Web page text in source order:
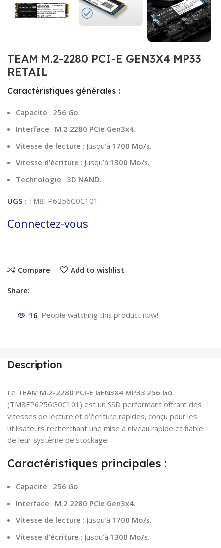
TEAM M.2-2280 PCI-E GEN3X4 MP33
RETAIL
Caractéristiques générales :
Capacité : 256 Go.
Interface : M.2 2280 PCIe Gen3x4.
Vitesse de lecture : Jusqu’à 1700 Mo/s.
Vitesse d’écriture : Jusqu’à 1300 Mo/s.
Technologie : 3D NAND.
UGS : TM8FP6256G0C101
Connectez-vous
Compare Add to wishlist
Share:
16 People watching this product now!
Description
Le TEAM M.2-2280 PCI-E GEN3X4 MP33 256 Go
(TM8FP6256G0C101) est un SSD performant offrant des
vitesses de lecture et d’écriture rapides, conçu pour les
utilisateurs recherchant une mise à niveau rapide et fiable
de leur système de stockage.
Caractéristiques principales :
Capacité : 256 Go.
Interface : M.2 2280 PCIe Gen3x4.
Vitesse de lecture : Jusqu’à 1700 Mo/s.
Vitesse d’écriture : Jusqu’à 1300 Mo/s.